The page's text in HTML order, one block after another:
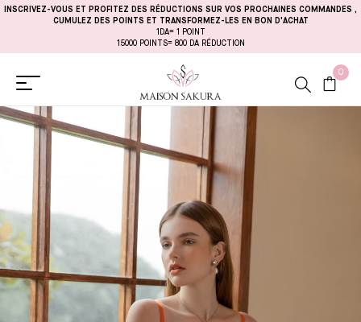
INSCRIVEZ-VOUS ET PROFITEZ DES RÉDUCTIONS SUR VOS PROCHAINES COMMANDES ,
CUMULEZ DES POINTS ET TRANSFORMEZ-LES EN BON D'ACHAT
1DA= 1 POINT
15000 POINTS= 800 DA RÉDUCTION
0